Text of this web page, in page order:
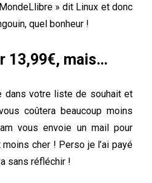
» dit Linux et donc
quel bonheur !
13,99€, mais…
dans votre liste de souhait et
coûtera beaucoup moins
vous envoie un mail pour
cher ! Perso je l’ai payé
sans réfléchir !